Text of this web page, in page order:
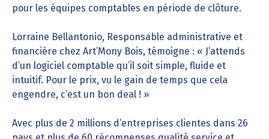
pour les équipes comptables en période de clôture.
Lorraine Bellantonio, Responsable administrative et
financière chez Art’Mony Bois, témoigne : « J’attends
d’un logiciel comptable qu’il soit simple, fluide et
intuitif. Pour le prix, vu le gain de temps que cela
engendre, c’est un bon deal ! »
Avec plus de 2 millions d’entreprises clientes dans 26